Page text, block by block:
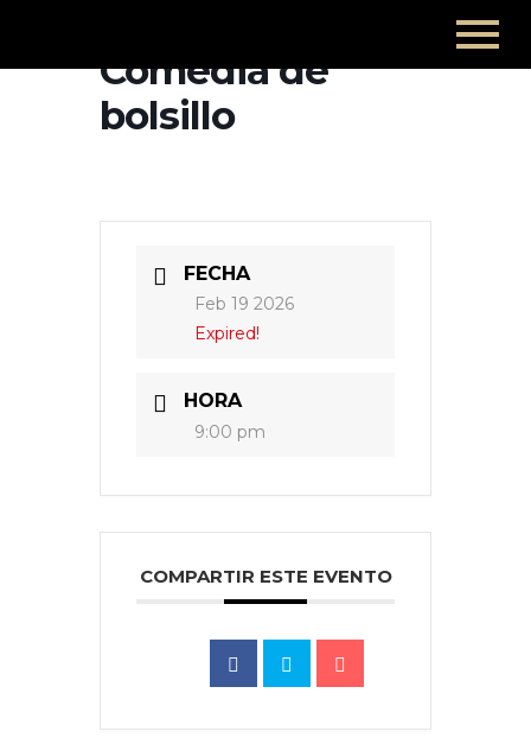
Comedia de
bolsillo
FECHA
Feb 19 2026
Expired!
HORA
9:00 pm
COMPARTIR ESTE EVENTO